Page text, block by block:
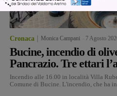
Cronaca Monica Campani 7 Agosto
Bucine, incendio di
Pancrazio. Tre ettari
Incendio alle 16.00 in località Villa
Comune di Bucine. L'incendio, che ha